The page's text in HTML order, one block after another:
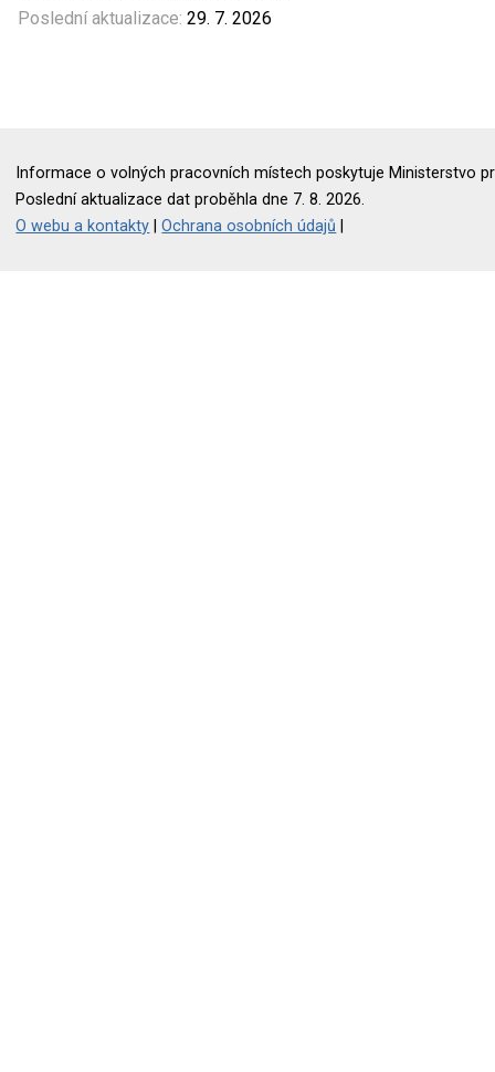
Poslední aktualizace: 29. 7. 2026
Informace o volných pracovních místech poskytuje Ministerstvo
Poslední aktualizace dat proběhla dne 7. 8. 2026.
O webu a kontakty |Ochrana osobních údajů